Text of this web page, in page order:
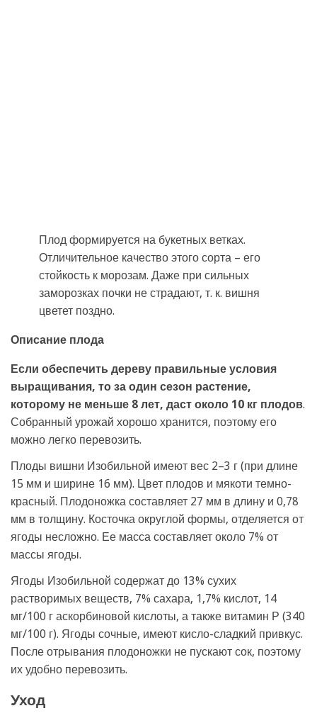
Плод формируется на букетных ветках.
Отличительное качество этого сорта – его
стойкость к морозам. Даже при сильных
заморозках почки не страдают, т. к. вишня
цветет поздно.
Описание плода
Если обеспечить дереву правильные условия
выращивания, то за один сезон растение,
которому не меньше 8 лет, даст около 10 кг плодов.
Собранный урожай хорошо хранится, поэтому его
можно легко перевозить.
Плоды вишни Изобильной имеют вес 2–3 г (при длине
15 мм и ширине 16 мм). Цвет плодов и мякоти темно-
красный. Плодоножка составляет 27 мм в длину и 0,78
мм в толщину. Косточка округлой формы, отделяется от
ягоды несложно. Ее масса составляет около 7% от
массы ягоды.
Ягоды Изобильной содержат до 13% сухих
растворимых веществ, 7% сахара, 1,7% кислот, 14
мг/100 г аскорбиновой кислоты, а также витамин Р (340
мг/100 г). Ягоды сочные, имеют кисло-сладкий привкус.
После отрывания плодоножки не пускают сок, поэтому
их удобно перевозить.
Уход